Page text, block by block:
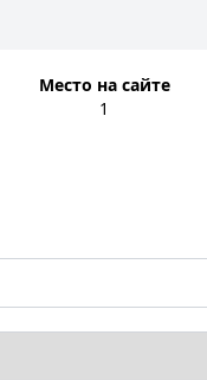
Место на сайте
1